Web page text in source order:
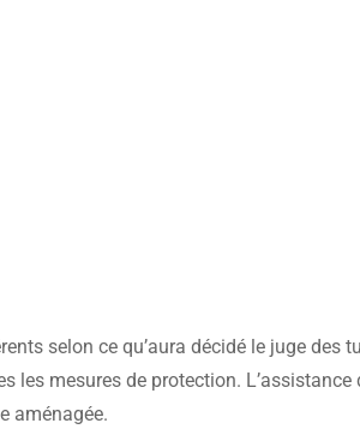
selon ce qu’aura décidé le juge des
les mesures de protection.
aménagée.